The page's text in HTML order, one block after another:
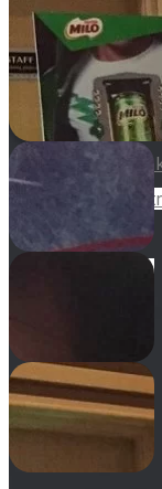
tại rạp
Quảng cáo
Dự án
Khách hàng